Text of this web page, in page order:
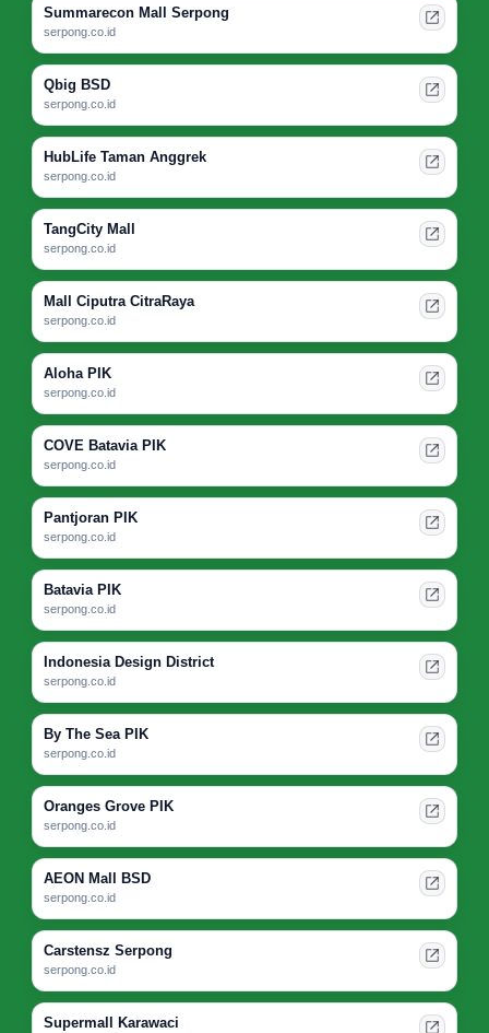
Summarecon Mall Serpong
serpong.co.id
Qbig BSD
serpong.co.id
HubLife Taman Anggrek
serpong.co.id
TangCity Mall
serpong.co.id
Mall Ciputra CitraRaya
serpong.co.id
Aloha PIK
serpong.co.id
COVE Batavia PIK
serpong.co.id
Pantjoran PIK
serpong.co.id
Batavia PIK
serpong.co.id
Indonesia Design District
serpong.co.id
By The Sea PIK
serpong.co.id
Oranges Grove PIK
serpong.co.id
AEON Mall BSD
serpong.co.id
Carstensz Serpong
serpong.co.id
Supermall Karawaci